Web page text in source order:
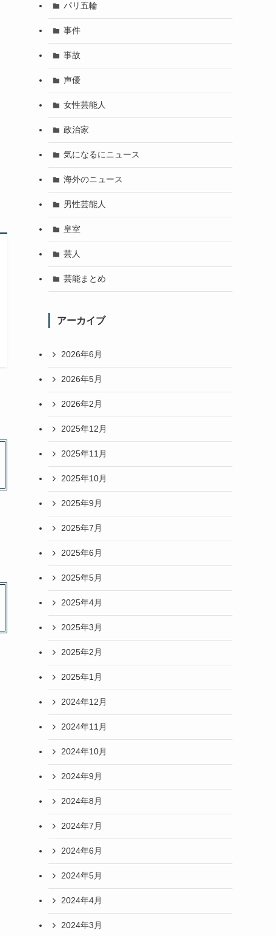
パリ五輪
事件
事故
声優
女性芸能人
政治家
気になるにニュース
海外のニュース
男性芸能人
皇室
芸人
芸能まとめ
アーカイブ
2026年6月
2026年5月
2026年2月
2025年12月
2025年11月
2025年10月
2025年9月
2025年7月
2025年6月
2025年5月
2025年4月
2025年3月
2025年2月
2025年1月
2024年12月
2024年11月
2024年10月
2024年9月
2024年8月
2024年7月
2024年6月
2024年5月
2024年4月
2024年3月